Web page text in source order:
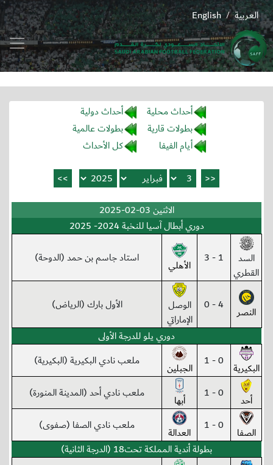
English / العربية
أحداث محلية
أحداث دولية
بطولات قارية
بطولات عالمية
أيام الفيفا
كل الأحداث
الاثنين 03-02-2025
دوري أبطال آسيا للنخبة 2024- 2025
السد
القطري
1 - 3 الأهلي استاد جاسم بن حمد (الدوحة)
النصر 4 - 0
الوصل
الإماراتي
الأول بارك (الرياض)
دوري يلو للدرجة الأولى
البكيرية 0 - 1 الجبلين ملعب نادي البكيرية (البكيرية)
أحد 0 - 1 أبها ملعب نادي أحد (المدينة المنورة)
الصفا 0 - 1 العدالة
ملعب نادي الصفا (صفوى)
بطولة أندية المملكة تحت18 (الدرجة الثانية)